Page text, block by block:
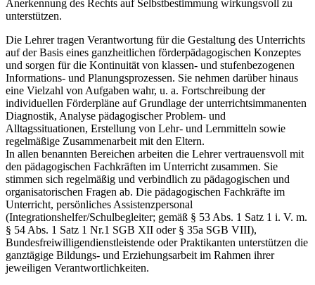
Anerkennung des Rechts auf Selbstbestimmung wirkungsvoll zu
unterstützen.
Die Lehrer tragen Verantwortung für die Gestaltung des Unterrichts
auf der Basis eines ganzheitlichen förderpädagogischen Konzeptes
und sorgen für die Kontinuität von klassen- und stufenbezogenen
Informations- und Planungsprozessen. Sie nehmen darüber hinaus
eine Vielzahl von Aufgaben wahr, u. a. Fortschreibung der
individuellen Förderpläne auf Grundlage der unterrichtsimmanenten
Diagnostik, Analyse pädagogischer Problem- und
Alltagssituationen, Erstellung von Lehr- und Lernmitteln sowie
regelmäßige Zusammenarbeit mit den Eltern.
In allen benannten Bereichen arbeiten die Lehrer vertrauensvoll mit
den pädagogischen Fachkräften im Unterricht zusammen. Sie
stimmen sich regelmäßig und verbindlich zu pädagogischen und
organisatorischen Fragen ab. Die pädagogischen Fachkräfte im
Unterricht, persönliches Assistenzpersonal
(Integrationshelfer/Schulbegleiter; gemäß § 53 Abs. 1 Satz 1 i. V. m.
§ 54 Abs. 1 Satz 1 Nr.1 SGB XII oder § 35a SGB VIII),
Bundesfreiwilligendienstleistende oder Praktikanten unterstützen die
ganztägige Bildungs- und Erziehungsarbeit im Rahmen ihrer
jeweiligen Verantwortlichkeiten.